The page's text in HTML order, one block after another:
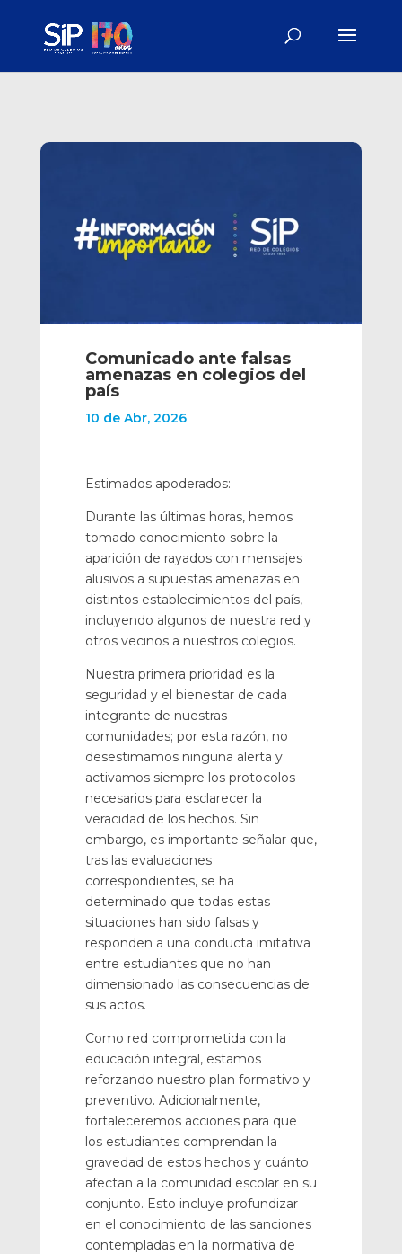
Comunicado ante falsas
amenazas en colegios del
país
10 de Abr, 2026
Estimados apoderados:
Durante las últimas horas, hemos
tomado conocimiento sobre la
aparición de rayados con mensajes
alusivos a supuestas amenazas en
distintos establecimientos del país,
incluyendo algunos de nuestra red y
otros vecinos a nuestros colegios.
Nuestra primera prioridad es la
seguridad y el bienestar de cada
integrante de nuestras
comunidades; por esta razón, no
desestimamos ninguna alerta y
activamos siempre los protocolos
necesarios para esclarecer la
veracidad de los hechos. Sin
embargo, es importante señalar que,
tras las evaluaciones
correspondientes, se ha
determinado que todas estas
situaciones han sido falsas y
responden a una conducta imitativa
entre estudiantes que no han
dimensionado las consecuencias de
sus actos.
Como red comprometida con la
educación integral, estamos
reforzando nuestro plan formativo y
preventivo. Adicionalmente,
fortaleceremos acciones para que
los estudiantes comprendan la
gravedad de estos hechos y cuánto
afectan a la comunidad escolar en su
conjunto. Esto incluye profundizar
en el conocimiento de las sanciones
contempladas en la normativa de